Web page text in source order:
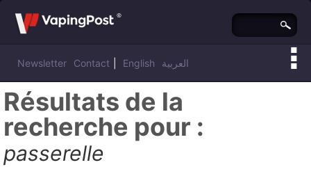
Newsletter Contact English العربية
Résultats de la
recherche pour :
passerelle